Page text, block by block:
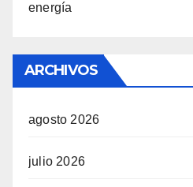
energía
ARCHIVOS
agosto 2026
julio 2026